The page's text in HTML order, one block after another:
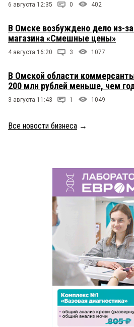
6 августа 12:35 0 402
В Омске возбуждено дело из-
магазина «Смешные цены»
4 августа 16:20 3 1077
В Омской области
200 млн рублей меньше, чем
3 августа 11:43 1 1049
Все новости бизнеса →